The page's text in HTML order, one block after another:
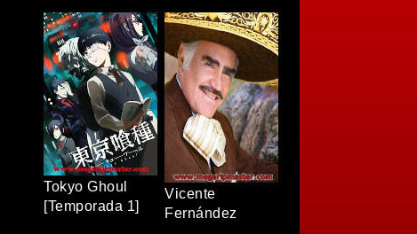
Tokyo Ghoul
[Temporada 1]
Vicente
Fernández